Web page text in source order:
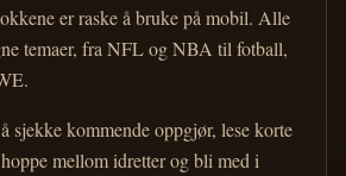
er raske å bruke på mobil. Alle
temaer, fra NFL og NBA til fotball,
sjekke kommende oppgjør, lese korte
mellom idretter og bli med i